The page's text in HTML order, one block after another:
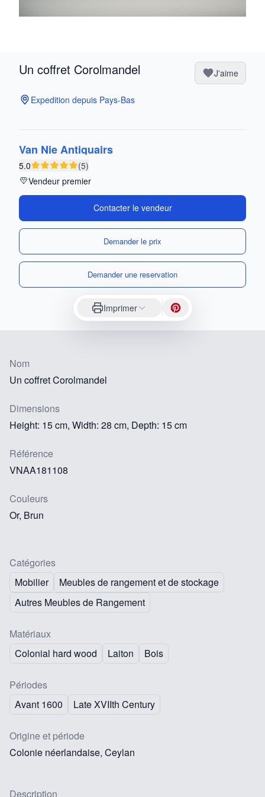
Un coffret Corolmandel J'aime
Expedition depuis Pays-Bas
Van Nie Antiquairs
5.0
(5)
Vendeur premier
Contacter le vendeur
Demander le prix
Demander une reservation
Imprimer
Nom
Un coffret Corolmandel
Dimensions
Height: 15 cm, Width: 28 cm, Depth: 15 cm
Référence
VNAA181108
Couleurs
Or, Brun
Catégories
Mobilier
Meubles de rangement et de stockage
Autres Meubles de Rangement
Matériaux
Colonial hard wood
Laiton Bois
Périodes
Avant 1600
Late XVIIth Century
Origine et période
Colonie néerlandaise, Ceylan
Description